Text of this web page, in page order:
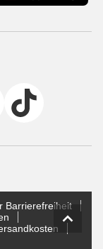
Barrierefreiheit